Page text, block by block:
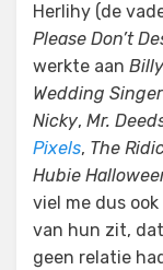
Herlihy (de
Please Don’t
werkte aan
Wedding Singer
Nicky, Mr.
Pixels, The
Hubie
viel me dus
van hun zit,
geen relatie